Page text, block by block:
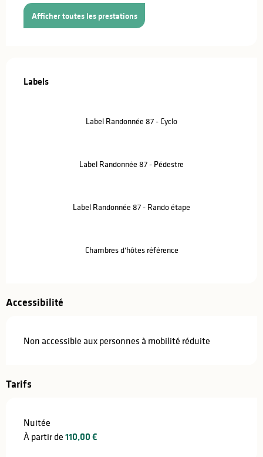
Afficher toutes les prestations
Labels
Labels
Label Randonnée 87 - Cyclo
Label Randonnée 87 - Pédestre
Label Randonnée 87 - Rando étape
Chambres d'hôtes référence
Accessibilité
Non accessible aux personnes à mobilité réduite
Tarifs
Nuitée
À partir de 110,00 €